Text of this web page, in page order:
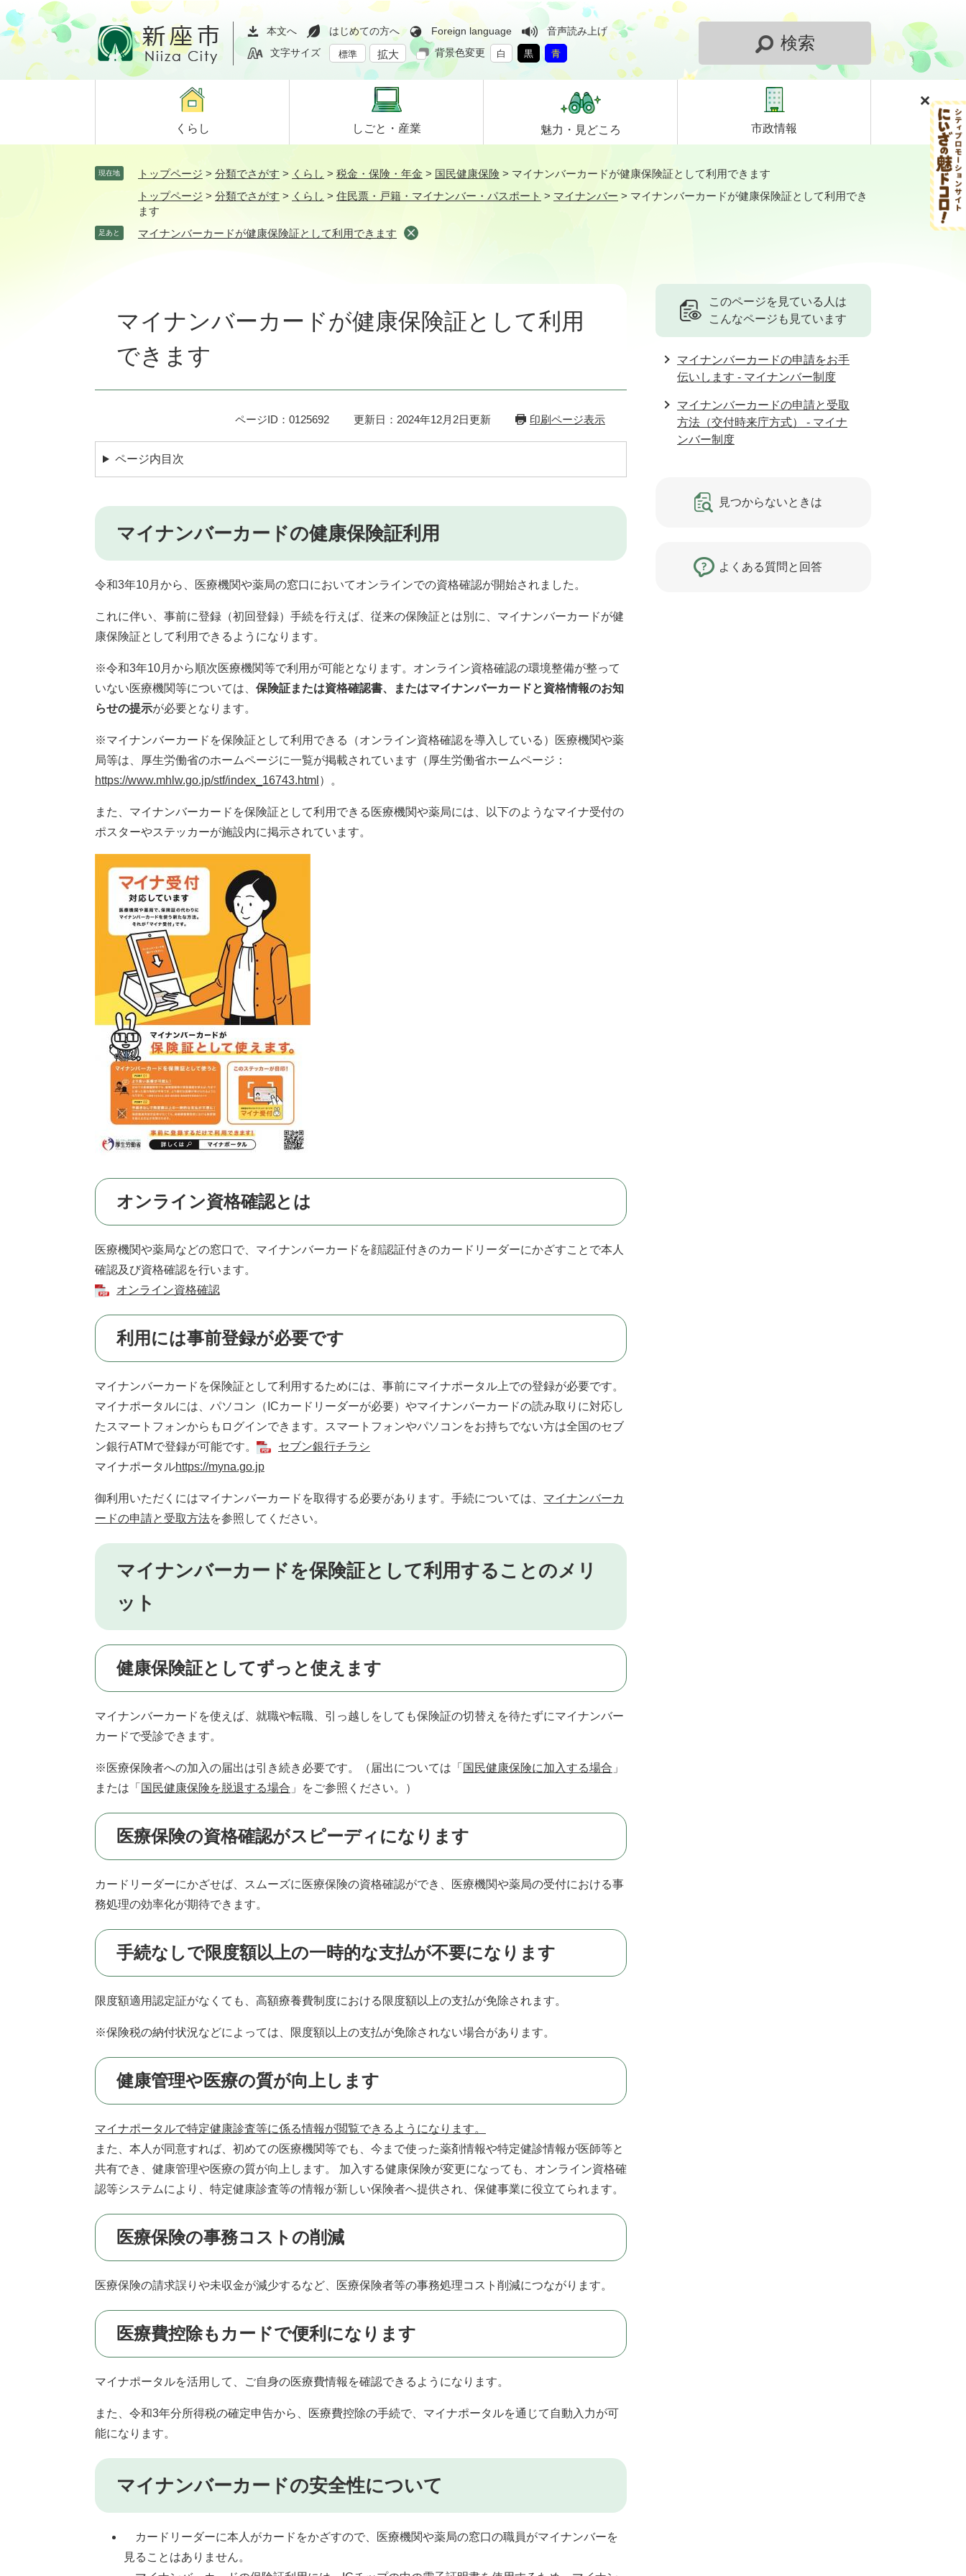
ペ
ー
ジ
メ
ニ
ュ
て
本文へ はじめての方へ Foreign language
音声読み上げ
文字サイズ
標準 拡大 背景色変更 白 黒 青
検索
くらし しごと・ 産業 魅力・ 見どころ 市政情報
現在地 トップページ > 分類でさがす > くらし > 税金・保険・年金 > 国民健康保険 > マイナンバーカードが健康保険証として利用できます
トップページ > 分類でさがす > くらし > 住民票・戸籍・マイナンバー・パスポート > マイナンバー > マイナンバーカードが健康保険証として利用でき
ます
足あと マイナンバーカードが健康保険証として利用できます
マイナンバーカードが健康保険証として利用
できます
ページID：0125692 更新日：2024年12月2日更新 印刷ページ表示
ページ内目次
マイナンバーカードの健康保険証利用
令和3年10月から、医療機関や薬局の窓口においてオンラインでの資格確認が開始されました。
これに伴い、事前に登録（初回登録）手続を行えば、従来の保険証とは別に、マイナンバーカードが健
康保険証として利用できるようになります。
※令和3年10月から順次医療機関等で利用が可能となります。オンライン資格確認の環境整備が整って
いない医療機関等については、 保険証または資格確認書、またはマイナンバーカードと資格情報のお知
らせの提示が必要となります。
※マイナンバーカードを保険証として利用できる（オンライン資格確認を導入している）医療機関や薬
局等は、厚生労働省のホームページに一覧が掲載されています（厚生労働省ホームページ：
https://www.mhlw.go.jp/stf/index_16743.html ）。
また、マイナンバーカードを保険証として利用できる医療機関や薬局には、以下のようなマイナ受付の
ポスターやステッカーが施設内に掲示されています。
オンライン資格確認とは
医療機関や薬局などの窓口で、マイナンバーカードを顔認証付きのカードリーダーにかざすことで本人
確認及び資格確認を行います。
オンライン資格確認
利用には事前登録が必要です
マイナンバーカードを保険証として利用するためには、事前にマイナポータル上での登録が必要です。
マイナポータルには、パソコン（ICカードリーダーが必要）やマイナンバーカードの読み取りに対応し
たスマートフォンからもログインできます。スマートフォンやパソコンをお持ちでない方は全国のセブ
ン銀行ATMで登録が可能です。
セブン銀行チラシ
マイナポータルhttps://myna.go.jp
御利用いただくにはマイナンバーカードを取得する必要があります。手続については、 マイナンバーカ
ードの申請と受取方法を参照してください。
マイナンバーカードを保険証として利用することのメリ
ット
健康保険証としてずっと使えます
マイナンバーカードを使えば、就職や転職、引っ越しをしても保険証の切替えを待たずにマイナンバー
カードで受診できます。
※医療保険者への加入の届出は引き続き必要です。（届出については「 国民健康保険に加入する場合 」
または「 国民健康保険を脱退する場合 」をご参照ください。）
医療保険の資格確認がスピーディになります
カードリーダーにかざせば、スムーズに医療保険の資格確認ができ、医療機関や薬局の受付における事
務処理の効率化が期待できます。
手続なしで限度額以上の一時的な支払が不要になります
限度額適用認定証がなくても、高額療養費制度における限度額以上の支払が免除されます。
※保険税の納付状況などによっては、限度額以上の支払が免除されない場合があります。
健康管理や医療の質が向上します
マイナポータルで特定健康診査等に係る情報が閲覧できるようになります。
また、本人が同意すれば、初めての医療機関等でも、今まで使った薬剤情報や特定健診情報が医師等と
共有でき、健康管理や医療の質が向上します。 加入する健康保険が変更になっても、オンライン資格確
認等システムにより、特定健康診査等の情報が新しい保険者へ提供され、保健事業に役立てられます。
医療保険の事務コストの削減
医療保険の請求誤りや未収金が減少するなど、医療保険者等の事務処理コスト削減につながります。
医療費控除もカードで便利になります
マイナポータルを活用して、ご自身の医療費情報を確認できるようになります。
また、令和3年分所得税の確定申告から、医療費控除の手続で、マイナポータルを通じて自動入力が可
能になります。
マイナンバーカードの安全性について
カードリーダーに本人がカードをかざすので、医療機関や薬局の窓口の職員がマイナンバーを
見ることはありません。
このページを見ている人は
こんなページも見ています
マイナンバーカードの申請をお手
伝いします - マイナンバー制度
マイナンバーカードの申請と受取
方法（交付時来庁方式） - マイナ
ンバー制度
見つからないときは
よくある質問と回答